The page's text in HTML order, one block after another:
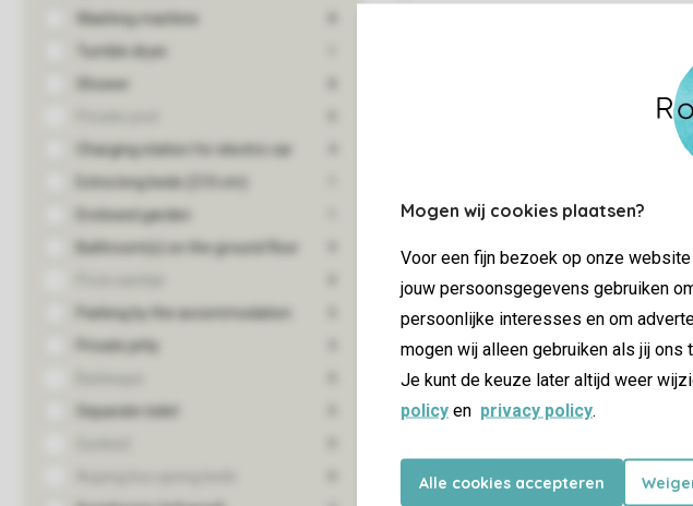
Mogen wij cookies plaatsen?
Voor een fijn bezoek op onze
jouw persoonsgegevens gebruiken
persoonlijke interesses en om
mogen wij alleen gebruiken als jij
Je kunt de keuze later altijd weer
policy en privacy policy.
Alle cookies accepteren